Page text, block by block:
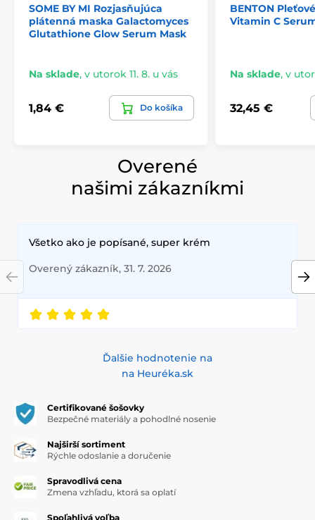
SOME BY MI Rozjasňujúca
plátenná maska Galactomyces
Glutathione Glow Serum Mask
Na sklade, v utorok 11. 8. u vás
1,84 € Do košíka
BENTON
Vitamin C
Na sklade, v
32,45 €
Overené
našimi zákazníkmi
Všetko ako je popísané, super krém
Overený zákazník, 31. 7. 2026
Ďalšie hodnotenie na
na Heuréka.sk
Certifikované šošovky
Bezpečné materiály a pohodlné nosenie
Najširší sortiment
Rýchle odoslanie a doručenie
Spravodlivá cena
Zmena vzhľadu, ktorá sa oplatí
Spoľahlivá voľba